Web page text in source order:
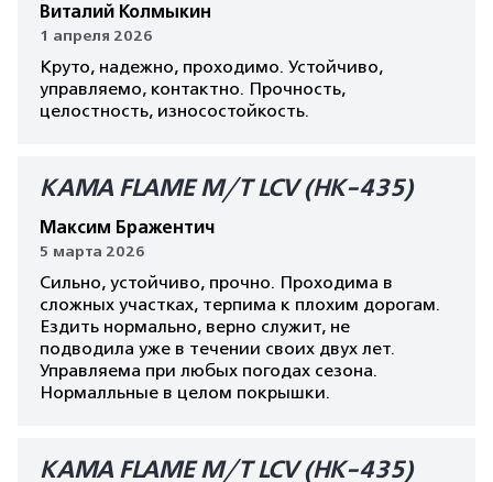
Виталий Колмыкин
1 апреля 2026
Круто, надежно, проходимо. Устойчиво,
управляемо, контактно. Прочность,
целостность, износостойкость.
КАМА FLAME M/T LCV (HK-435)
Максим Бражентич
5 марта 2026
Сильно, устойчиво, прочно. Проходима в
сложных участках, терпима к плохим дорогам.
Ездить нормально, верно служит, не
подводила уже в течении своих двух лет.
Управляема при любых погодах сезона.
Нормалльные в целом покрышки.
КАМА FLAME M/T LCV (HK-435)